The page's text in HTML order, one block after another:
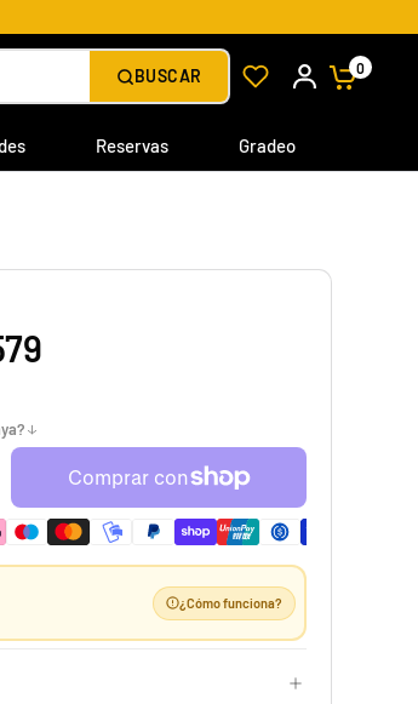
Reservas Gradeo
BUSCAR 0
¿Cómo funciona?